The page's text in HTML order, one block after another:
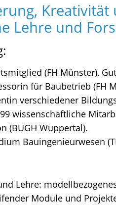
Lehre und
(FH Münster),
für Baubetrieb (FH
verschiedener
wissenschaftliche
(BUGH Wuppertal).
Bauingenieurwesen
Lehre:
Module und